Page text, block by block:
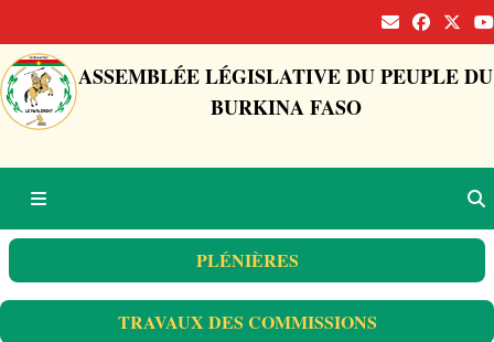
ASSEMBLÉE LÉGISLATIVE DU PEUPLE DU
BURKINA FASO
PLÉNIÈRES
TRAVAUX DES COMMISSIONS